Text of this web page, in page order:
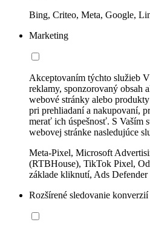
Bing, Criteo, Meta, Google,
Marketing
Akceptovaním týchto služieb
reklamy, sponzorovaný obsah
webové stránky alebo
pri prehliadaní a nakupovaní,
merať ich úspešnosť. S Vaším
webovej stránke nasledujúce
Meta-Pixel, Microsoft
(RTBHouse), TikTok Pixel,
základe kliknutí, Ads Defender
Rozšírené sledovanie konverzií